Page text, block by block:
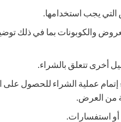
يجب استخدامها.
والكوبونات بما في ذلك
أخرى تتعلق بالشراء.
عملية الشراء للحصول على
من العرض.
أو استفسارات.